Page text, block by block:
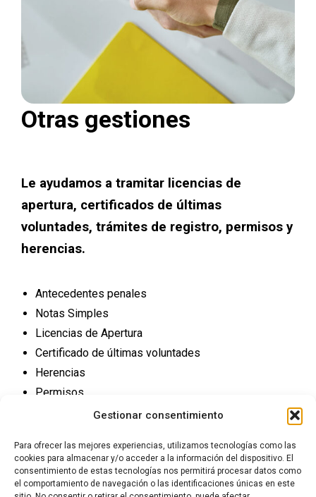
Gestionar consentimiento
Para ofrecer las mejores experiencias, utilizamos tecnologías como las
cookies para almacenar y/o acceder a la información del dispositivo. El
consentimiento de estas tecnologías nos permitirá procesar datos como
el comportamiento de navegación o las identificaciones únicas en este
Otras gestiones
Le ayudamos a tramitar licencias de
apertura, certificados de últimas
voluntades, trámites de registro, permisos y
herencias.
Antecedentes penales
Notas Simples
Licencias de Apertura
Certificado de últimas voluntades
Herencias
Permisos
Trámites Registro